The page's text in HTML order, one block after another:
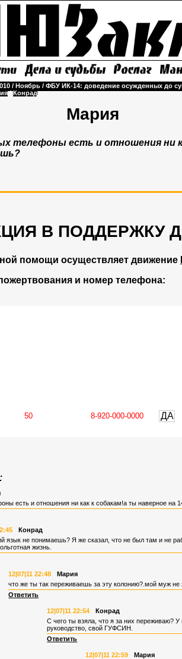
/ Ноябрь / ФБУ ИК-14: доведение осужденных до
/Конрад
Мария
телефоны есть и отношения ни
В ПОДДЕРЖКУ
помощи осуществляет движение
и номер телефона:
ДА
есть и отношения ни как к собакам!а ты наверное на
Конрад
язык не понимаешь? Я же сказал, что не был там и не
жизнь.
12|07|11 22:48
Мария
что же ты так переживаешь за эту колонию?.мой муж не
Ответить
12|07|11 22:54
Конрад
С чего ты взяла, что я за них переживаю? У
руководство, свой ГУФСИН.
Ответить
12|07|11 22:59
Мария